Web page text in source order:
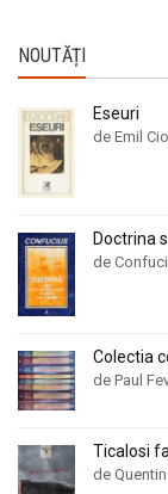
NOUTĂȚI
Eseuri
de Emil
Doctrina
de
Colectia
de Paul
Ticalosi
de